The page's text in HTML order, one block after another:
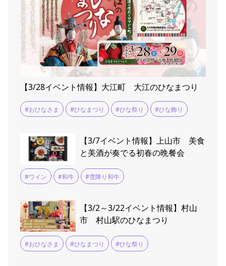
【3/28イベント情報】大江町 大江のひなまつり
#おひなさま #ひなまつり #ひな祭り #ひな飾り
【3/7イベント情報】上山市 美食
と美酒が奏でる初春の晩餐会
#ワイン #和牛 #雪降り和牛
【3/2～3/22イベント情報】村山
市 村山駅のひなまつり
#おひなさま #ひなまつり #ひな祭り